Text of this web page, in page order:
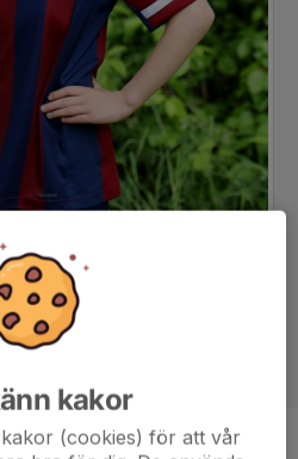
kakor
(cookies) för att vår